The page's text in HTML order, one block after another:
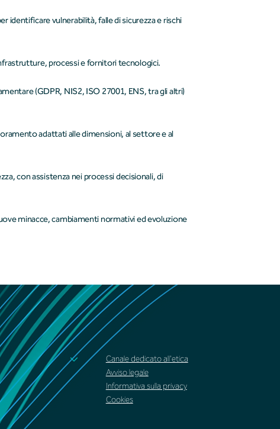
identificare vulnerabilità, falle di sicurezza e rischi
processi e fornitori tecnologici.
(GDPR, NIS2, ISO 27001, ENS, tra gli altri)
adattati alle dimensioni, al settore e al
con assistenza nei processi decisionali, di
minacce, cambiamenti normativi ed evoluzione
Canale dedicato all'etica
Avviso legale
Informativa sulla privacy
Cookies